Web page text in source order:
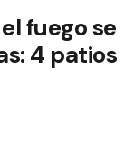
fuego se
4 patios